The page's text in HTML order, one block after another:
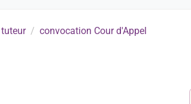
convocation Cour d'Appel